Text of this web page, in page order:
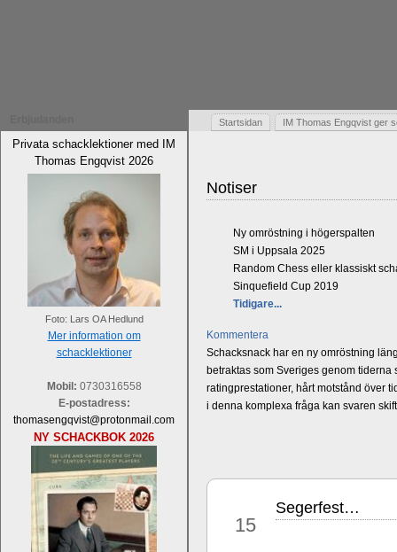
Privata schacklektioner med IM
Thomas Engqvist 2026
Foto: Lars OA Hedlund
Mer information om
schacklektioner
Mobil: 0730316558
E-postadress:
thomasengqvist@protonmail.com
NY SCHACKBOK 2026
Startsidan IM Thomas Engqvist ger
Notiser
Ny omröstning i högerspalten
SM i Uppsala 2025
Random Chess eller klassiskt
Sinquefield Cup 2019
Tidigare...
Kommentera
Schacksnack har en ny omröstning
betraktas som Sveriges genom
ratingprestationer, hårt motstånd över
i denna komplexa fråga kan svaren
15
Segerfest…